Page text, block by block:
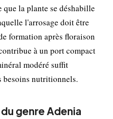
la plante se déshabille
l'arrosage doit être
formation après floraison
à un port compact
modéré suffit
besoins nutritionnels.
genre Adenia